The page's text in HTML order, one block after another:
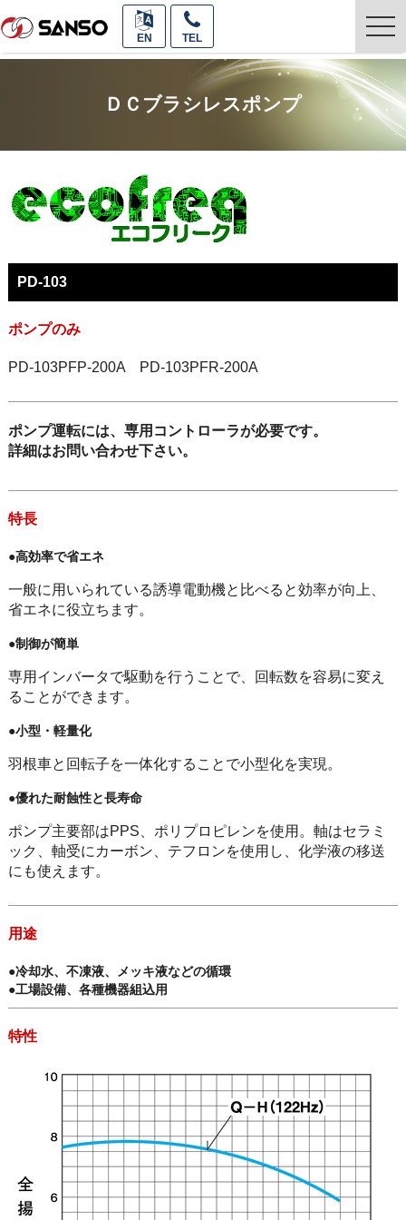
EN TEL
ＤＣブラシレスポンプ
PD-103
ポンプのみ
PD-103PFP-200A PD-103PFR-200A
ポンプ運転には、専用コントローラが必要です。
詳細はお問い合わせ下さい。
特長
●高効率で省エネ
一般に用いられている誘導電動機と比べると効率が向上、
省エネに役立ちます。
●制御が簡単
専用インバータで駆動を行うことで、回転数を容易に変え
ることができます。
●小型・軽量化
羽根車と回転子を一体化することで小型化を実現。
●優れた耐蝕性と長寿命
ポンプ主要部はPPS、ポリプロピレンを使用。軸はセラミ
ック、軸受にカーボン、テフロンを使用し、化学液の移送
にも使えます。
用途
●冷却水、不凍液、メッキ液などの循環
●工場設備、各種機器組込用
特性